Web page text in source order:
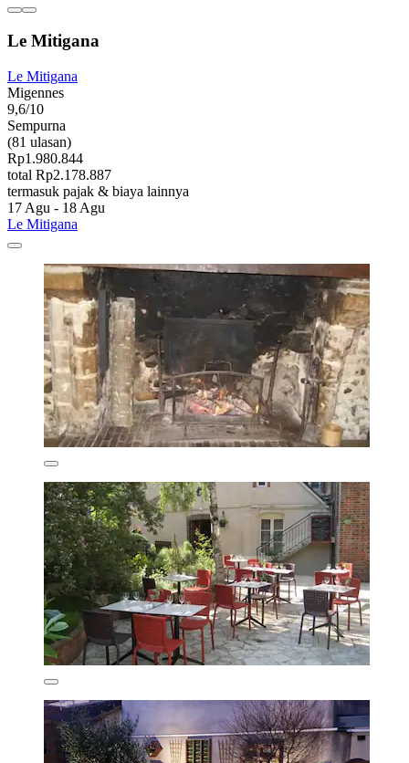
Le Mitigana
Le Mitigana
Migennes
9,6/10
Sempurna
(81 ulasan)
Rp1.980.844
total Rp2.178.887
termasuk pajak & biaya lainnya
17 Agu - 18 Agu
Le Mitigana